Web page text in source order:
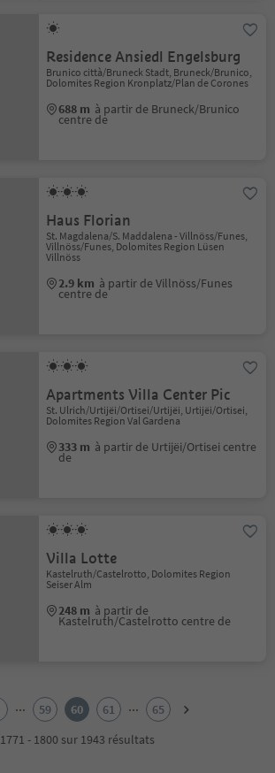
Residence Ansiedl Engelsburg
Brunico città/Bruneck Stadt, Bruneck/Brunico,
Dolomites Region Kronplatz/Plan de Corones
688 m à partir de Bruneck/Brunico
centre de
Haus Florian
St. Magdalena/S. Maddalena - Villnöss/Funes,
Villnöss/Funes, Dolomites Region Lüsen
Villnöss
2.9 km à partir de Villnöss/Funes
centre de
Apartments Villa Center Pic
St. Ulrich/Urtijëi/Ortisei/Urtijëi, Urtijëi/Ortisei,
Dolomites Region Val Gardena
333 m à partir de Urtijëi/Ortisei centre
de
Villa Lotte
Kastelruth/Castelrotto, Dolomites Region
Seiser Alm
248 m à partir de
Kastelruth/Castelrotto centre de
... 59 60 61 ...
65
1771 - 1800 sur 1943 résultats